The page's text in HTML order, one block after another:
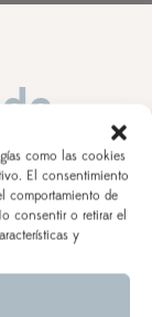
como las cookies
El consentimiento
comportamiento de
consentir o retirar el
y
frase mamá
julio
saldrán,
a partir del